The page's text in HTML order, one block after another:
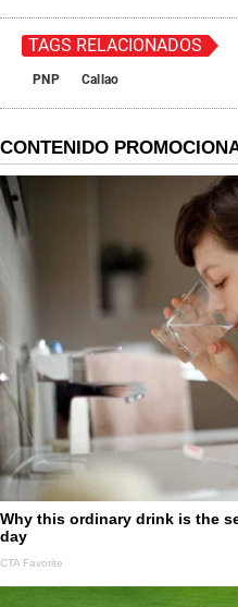
TAGS RELACIONADOS
PNP Callao